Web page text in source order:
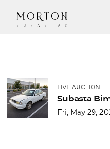
LIVE AUCTION
Subasta
Fri, May 29,